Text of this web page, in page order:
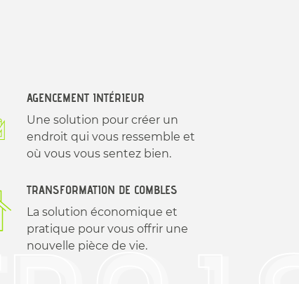
AGENCEMENT INTÉRIEUR
Une solution pour créer un
endroit qui vous ressemble et
où vous vous sentez bien.
TRANSFORMATION DE COMBLES
La solution économique et
pratique pour vous offrir une
nouvelle pièce de vie.